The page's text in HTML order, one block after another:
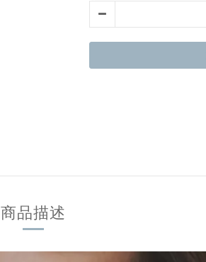
商品描述